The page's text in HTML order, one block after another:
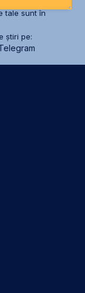
tale sunt în
știri pe: